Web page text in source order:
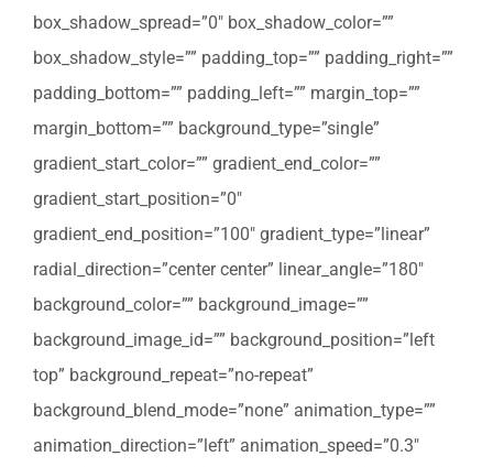
box_shadow_spread=”0″ box_shadow_color=””
box_shadow_style=”” padding_top=”” padding_right=””
padding_bottom=”” padding_left=”” margin_top=””
margin_bottom=”” background_type=”single”
gradient_start_color=”” gradient_end_color=””
gradient_start_position=”0″
gradient_end_position=”100″ gradient_type=”linear”
radial_direction=”center center” linear_angle=”180″
background_color=”” background_image=””
background_image_id=”” background_position=”left
top” background_repeat=”no-repeat”
background_blend_mode=”none” animation_type=””
animation_direction=”left” animation_speed=”0.3″